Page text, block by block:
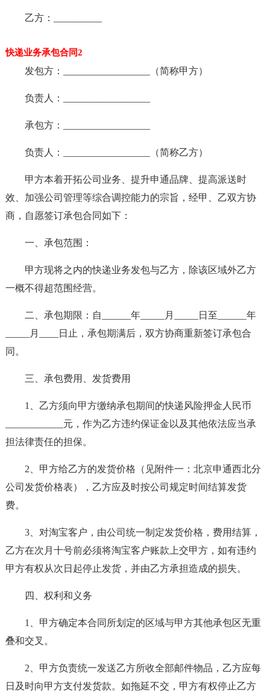
乙方：__________
快递业务承包合同2
发包方：__________________（简称甲方）
负责人：__________________
承包方：__________________
负责人：__________________（简称乙方）
甲方本着开拓公司业务、提升申通品牌、提高派送时
效、加强公司管理等综合调控能力的宗旨，经甲、乙双方协
商，自愿签订承包合同如下：
一、承包范围：
甲方现将之内的快递业务发包与乙方，除该区域外乙方
一概不得超范围经营。
二、承包期限：自______年_____月_____日至______年
_____月____日止，承包期满后，双方协商重新签订承包合
同。
三、承包费用、发货费用
1、乙方须向甲方缴纳承包期间的快递风险押金人民币
____________元，作为乙方违约保证金以及其他依法应当承
担法律责任的担保。
2、甲方给乙方的发货价格（见附件一：北京申通西北分
公司发货价格表），乙方应及时按公司规定时间结算发货
费。
3、对淘宝客户，由公司统一制定发货价格，费用结算，
乙方在次月十号前必须将淘宝客户账款上交甲方，如有违约
甲方有权从次日起停止发货，并由乙方承担造成的损失。
四、权利和义务
1、甲方确定本合同所划定的区域与甲方其他承包区无重
叠和交叉。
2、甲方负责统一发送乙方所收全部邮件物品，乙方应每
日及时向甲方支付发货款。如拖延不交，甲方有权停止乙方